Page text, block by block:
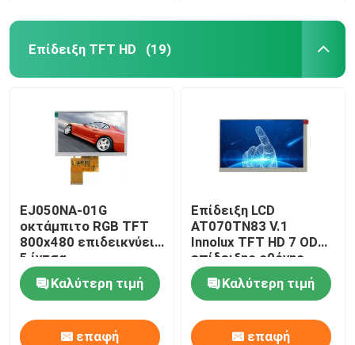
Επίδειξη TFT HD (19)
EJ050NA-01G
οκτάμπιτο RGB TFT
800x480 επιδεικνύει
5 ίντσα
Καλύτερη τιμή
επαφή
Επίδειξη LCD
AT070TN83 V.1
Innolux TFT HD 7 ODM
επίδειξης οθόνης
αφής ίντσας HDMI
Καλύτερη τιμή
επαφή